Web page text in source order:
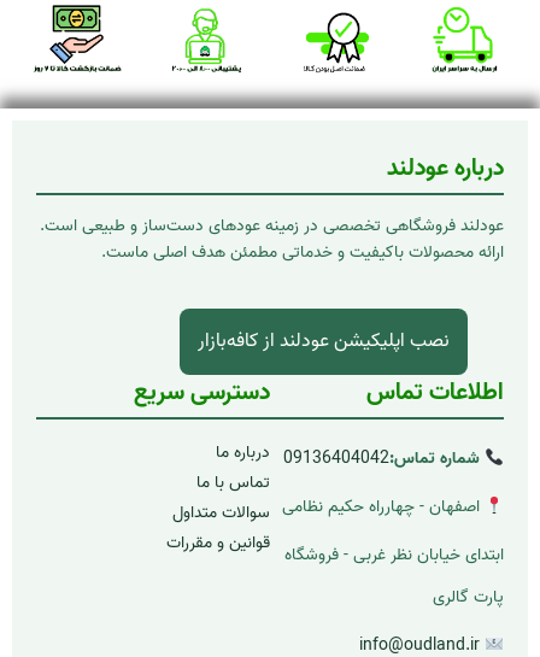
درباره عودلند
عودلند فروشگاهی تخصصی در زمینه عودهای دست‌ساز و طبیعی است.
ارائه محصولات باکیفیت و خدماتی مطمئن هدف اصلی ماست.
نصب اپلیکیشن عودلند از کافه‌بازار
اطلاعات تماس
شماره تماس:09136404042
اصفهان - چهارراه حکیم نظامی
ابتدای خیابان نظر غربی - فروشگاه
پارت گالری
info@oudland.ir
دسترسی سریع
درباره ما
تماس با ما
سوالات متداول
قوانین و مقررات